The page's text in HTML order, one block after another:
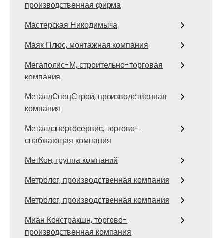
производственная фирма
Мастерская Никодимыча
Маяк Плюс, монтажная компания
Мегаполис-М, строительно-торговая
компания
МеталлСпецСтрой, производственная
компания
Металлэнергосервис, торгово-
снабжающая компания
МетКон, группа компаний
Метролог, производственная компания
Метролог, производственная компания
Миан Констракшн, торгово-
производственная компания